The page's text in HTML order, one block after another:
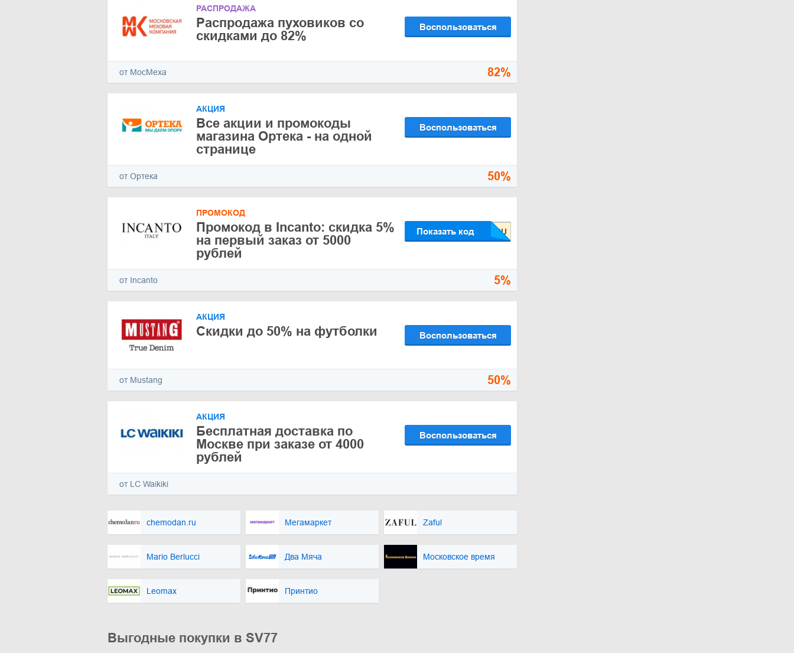
РАСПРОДАЖА
Распродажа пуховиков со
скидками до 82%
Воспользоваться
от МосМеха 82%
АКЦИЯ
Все акции и промокоды
магазина Ортека - на одной
странице
Воспользоваться
от Ортека 50%
ПРОМОКОД
Промокод в Incanto: скидка 5%
на первый заказ от 5000
рублей
Показать код
от Incanto 5%
АКЦИЯ
Скидки до 50% на футболки Воспользоваться
от Mustang 50%
АКЦИЯ
Бесплатная доставка по
Москве при заказе от 4000
рублей
Воспользоваться
от LC Waikiki
chemodan.ru Мегамаркет Zaful
Mario Berlucci Два Мяча Московское время
Leomax Принтио
Выгодные покупки в SV77